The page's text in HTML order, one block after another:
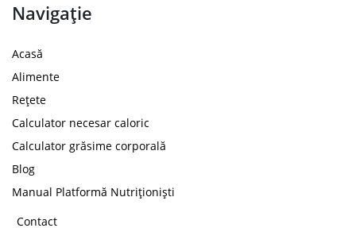
Navigație
Acasă
Alimente
Rețete
Calculator necesar caloric
Calculator grăsime corporală
Blog
Manual Platformă Nutriționiști
Contact